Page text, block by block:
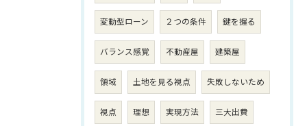
変動型ローン ２つの条件 鍵を握る
バランス感覚 不動産屋 建築屋
領域 土地を見る視点 失敗しないため
視点 理想 実現方法 三大出費